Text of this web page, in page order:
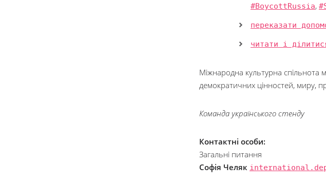
#BoycottRussia,
переказати
читати і
Міжнародна культурна спільнота
демократичних цінностей, миру,
Команда українського стенду
Контактні особи:
Загальні питання
Софія Челяк